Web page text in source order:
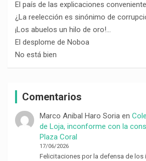
El país de las explicaciones
¿La reelección es sinónimo de
¡Los abuelos un hilo de oro!…
El desplome de Noboa
No está bien
Comentarios
Marco Anibal Haro Soriaen
de Loja, inconforme con la
Plaza Coral
17/06/2026
Felicitaciones por la defensa de